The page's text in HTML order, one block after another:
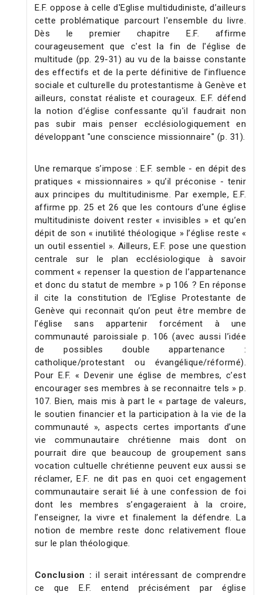
E.F. oppose à celle d'Eglise multidudiniste, d’ailleurs
cette problématique parcourt l'ensemble du livre.
Dès le premier chapitre E.F. affirme
courageusement que c'est la fin de l'église de
multitude (pp. 29-31) au vu de la baisse constante
des effectifs et de la perte définitive de l’influence
sociale et culturelle du protestantisme à Genève et
ailleurs, constat réaliste et courageux. E.F. défend
la notion d’église confessante qu'il faudrait non
pas subir mais penser ecclésiologiquement en
développant "une conscience missionnaire" (p. 31).
Une remarque s’impose : E.F. semble - en dépit des
pratiques « missionnaires » qu’il préconise - tenir
aux principes du multitudinisme. Par exemple, E.F.
affirme pp. 25 et 26 que les contours d’une église
multitudiniste doivent rester « invisibles » et qu’en
dépit de son « inutilité théologique » l’église reste «
un outil essentiel ». Ailleurs, E.F. pose une question
centrale sur le plan ecclésiologique à savoir
comment « repenser la question de l’appartenance
et donc du statut de membre » p 106 ? En réponse
il cite la constitution de l’Eglise Protestante de
Genève qui reconnait qu’on peut être membre de
l’église sans appartenir forcément à une
communauté paroissiale p. 106 (avec aussi l’idée
de possibles double appartenance :
catholique/protestant ou évangélique/réformé).
Pour E.F. « Devenir une église de membres, c’est
encourager ses membres à se reconnaitre tels » p.
107. Bien, mais mis à part le « partage de valeurs,
le soutien financier et la participation à la vie de la
communauté », aspects certes importants d’une
vie communautaire chrétienne mais dont on
pourrait dire que beaucoup de groupement sans
vocation cultuelle chrétienne peuvent eux aussi se
réclamer, E.F. ne dit pas en quoi cet engagement
communautaire serait lié à une confession de foi
dont les membres s’engageraient à la croire,
l’enseigner, la vivre et finalement la défendre. La
notion de membre reste donc relativement floue
sur le plan théologique.
Conclusion : il serait intéressant de comprendre
ce que E.F. entend précisément par église